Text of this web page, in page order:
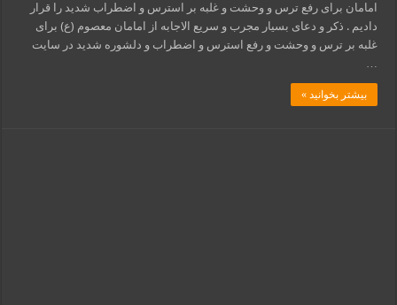
امامان برای رفع ترس و وحشت و غلبه بر استرس و اضطراب شدید را قرار
دادیم . ذکر و دعای بسیار مجرب و سریع الاجابه از امامان معصوم (ع) برای
غلبه بر ترس و وحشت و رفع استرس و اضطراب و دلشوره شدید در سایت
…
بیشتر بخوانید »